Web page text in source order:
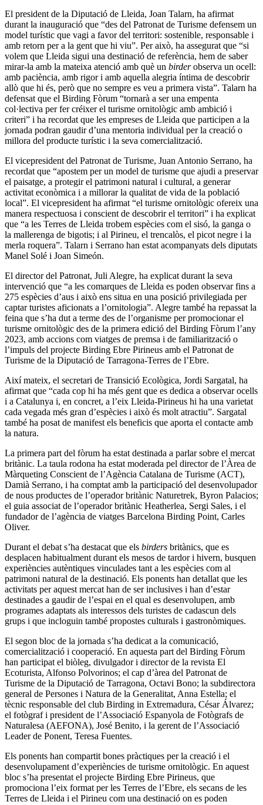
El president de la Diputació de Lleida, Joan Talarn, ha afirmat
durant la inauguració que “des del Patronat de Turisme defensem un
model turístic que vagi a favor del territori: sostenible, responsable i
amb retorn per a la gent que hi viu”. Per això, ha assegurat que “si
volem que Lleida sigui una destinació de referència, hem de saber
mirar-la amb la mateixa atenció amb què un birderobserva un ocell:
amb paciència, amb rigor i amb aquella alegria íntima de descobrir
allò que hi és, però que no sempre es veu a primera vista”. Talarn ha
defensat que el Birding Fòrum “tornarà a ser una empenta
col·lectiva per fer créixer el turisme ornitològic amb ambició i
criteri” i ha recordat que les empreses de Lleida que participen a la
jornada podran gaudir d’una mentoria individual per la creació o
millora del producte turístic i la seva comercialització.
El vicepresident del Patronat de Turisme, Juan Antonio Serrano, ha
recordat que “apostem per un model de turisme que ajudi a preservar
el paisatge, a protegir el patrimoni natural i cultural, a generar
activitat econòmica i a millorar la qualitat de vida de la població
local”. El vicepresident ha afirmat “el turisme ornitològic ofereix una
manera respectuosa i conscient de descobrir el territori” i ha explicat
que “a les Terres de Lleida trobem espècies com el sisó, la ganga o
la mallerenga de bigotis; i al Pirineu, el trencalòs, el picot negre i la
merla roquera”. Talarn i Serrano han estat acompanyats dels diputats
Manel Solé i Joan Simeón.
El director del Patronat, Juli Alegre, ha explicat durant la seva
intervenció que “a les comarques de Lleida es poden observar fins a
275 espècies d’aus i això ens situa en una posició privilegiada per
captar turistes aficionats a l’ornitologia”. Alegre també ha repassat la
feina que s’ha dut a terme des de l’organisme per promocionar el
turisme ornitològic des de la primera edició del Birding Fòrum l’any
2023, amb accions com viatges de premsa i de familiarització o
l’impuls del projecte Birding Ebre Pirineus amb el Patronat de
Turisme de la Diputació de Tarragona-Terres de l’Ebre.
Així mateix, el secretari de Transició Ecològica, Jordi Sargatal, ha
afirmat que “cada cop hi ha més gent que es dedica a observar ocells
i a Catalunya i, en concret, a l’eix Lleida-Pirineus hi ha una varietat
cada vegada més gran d’espècies i això és molt atractiu”. Sargatal
també ha posat de manifest els beneficis que aporta el contacte amb
la natura.
La primera part del fòrum ha estat destinada a parlar sobre el mercat
britànic. La taula rodona ha estat moderada pel director de l’Àrea de
Màrqueting Conscient de l’Agència Catalana de Turisme (ACT),
Damià Serrano, i ha comptat amb la participació del desenvolupador
de nous productes de l’operador britànic Naturetrek, Byron Palacios;
el guia associat de l’operador britànic Heatherlea, Sergi Sales, i el
fundador de l’agència de viatges Barcelona Birding Point, Carles
Oliver.
Durant el debat s’ha destacat que els birders britànics, que es
desplacen habitualment durant els mesos de tardor i hivern, busquen
experiències autèntiques vinculades tant a les espècies com al
patrimoni natural de la destinació. Els ponents han detallat que les
activitats per aquest mercat han de ser inclusives i han d’estar
destinades a gaudir de l’espai en el qual es desenvolupen, amb
programes adaptats als interessos dels turistes de cadascun dels
grups i que incloguin també propostes culturals i gastronòmiques.
El segon bloc de la jornada s’ha dedicat a la comunicació,
comercialització i cooperació. En aquesta part del Birding Fòrum
han participat el biòleg, divulgador i director de la revista El
Ecoturista, Alfonso Polvorinos; el cap d’àrea del Patronat de
Turisme de la Diputació de Tarragona, Octavi Bono; la subdirectora
general de Persones i Natura de la Generalitat, Anna Estella; el
tècnic responsable del club Birding in Extremadura, César Álvarez;
el fotògraf i president de l’Associació Espanyola de Fotògrafs de
Naturalesa (AEFONA), José Benito, i la gerent de l’Associació
Leader de Ponent, Teresa Fuentes.
Els ponents han compartit bones pràctiques per la creació i el
desenvolupament d’experiències de turisme ornitològic. En aquest
bloc s’ha presentat el projecte Birding Ebre Pirineus, que
promociona l’eix format per les Terres de l’Ebre, els secans de les
Terres de Lleida i el Pirineu com una destinació on es poden